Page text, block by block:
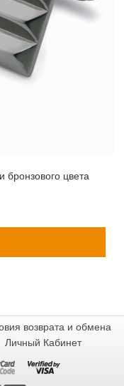
бронзового цвета
возврата и обмена
Личный Кабинет